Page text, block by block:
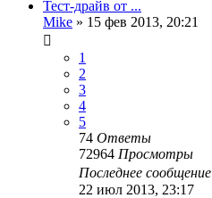
Тест-драйв от ...
Mike » 15 фев 2013, 20:21
1
2
3
4
5
74 Ответы
72964 Просмотры
Последнее сообщение
22 июл 2013, 23:17